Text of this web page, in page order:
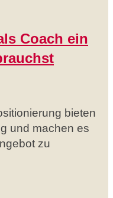
Coach ein
bieten
und machen es
zu